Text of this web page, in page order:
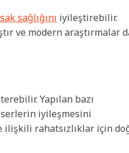
sağlığını iyileştirebilir.
ve modern araştırmalar
Yapılan bazı
iyileşmesini
ilişkili rahatsızlıklar için